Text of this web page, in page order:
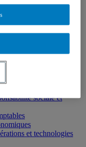
langues
spécialisées
sociale et
et technologies